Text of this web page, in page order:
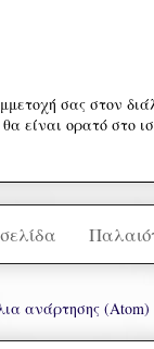
σας στον
είναι ορατό στο
ανάρτησης (Atom)